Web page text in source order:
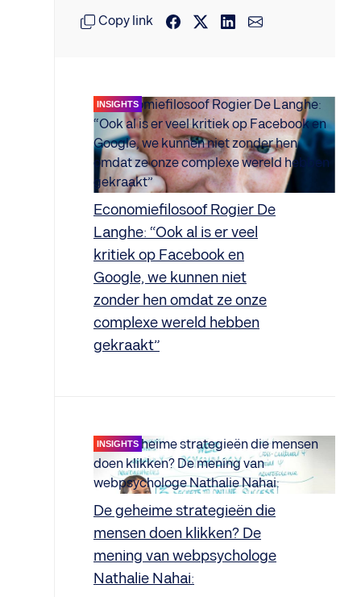
Copy link
INSIGHTS
Economiefilosoof Rogier De
Langhe: “Ook al is er veel
kritiek op Facebook en
Google, we kunnen niet
zonder hen omdat ze onze
complexe wereld hebben
gekraakt”
INSIGHTS
De geheime strategieën die
mensen doen klikken? De
mening van webpsychologe
Nathalie Nahai: